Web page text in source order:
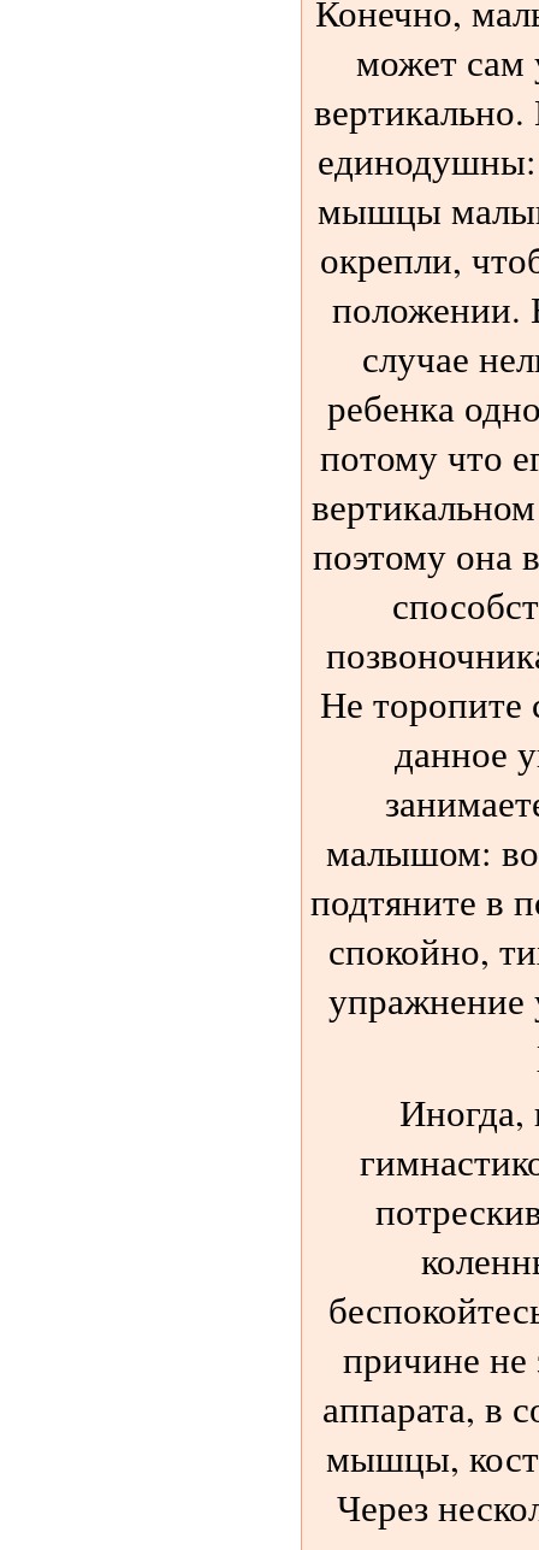
Конечно,
может сам
мышцы
окрепли,
положении.
случае
ребенка
потому что
поэтому она
Не торопите
данное
малышом:
подтяните в
спокойно,
упражнение
Иногда,
причине не
аппарата, в
мышцы,
Через